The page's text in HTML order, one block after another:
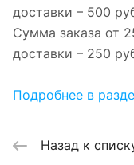
доставки – 500
Сумма заказа от
доставки – 250
Подробнее в
Назад к